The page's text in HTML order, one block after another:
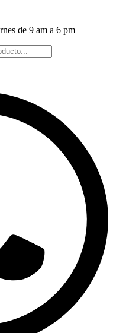
de 9 am a 6 pm